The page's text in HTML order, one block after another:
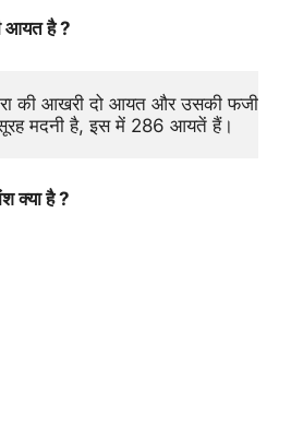
आयत है ?
की आखरी दो आयत और उसकी
मदनी है, इस में 286 आयतें हैं।
क्या है ?